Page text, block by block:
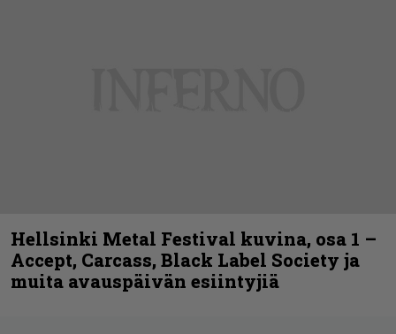
Hellsinki Metal Festival kuvina, osa 1 –
Accept, Carcass, Black Label Society ja
muita avauspäivän esiintyjiä